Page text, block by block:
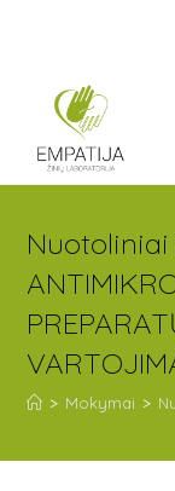
Nuotoliniai
> Mokymai >